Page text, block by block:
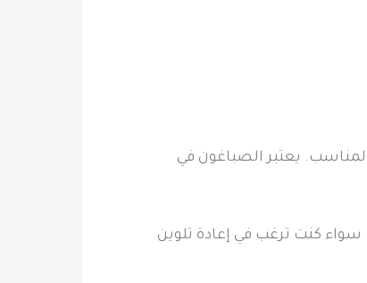
يعتبر الصباغون في
سواء كنت ترغب في إعادة تلوين